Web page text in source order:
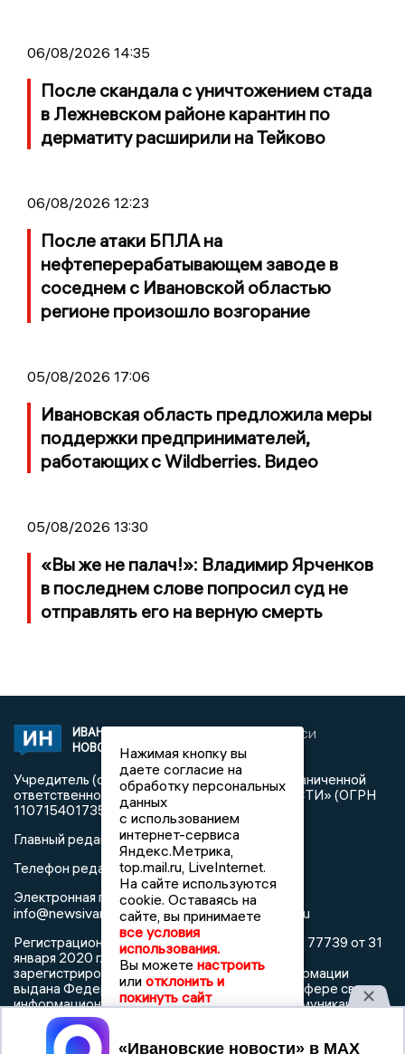
06/08/2026 14:35
После скандала с уничтожением стада
в Лежневском районе карантин по
дерматиту расширили на Тейково
06/08/2026 12:23
После атаки БПЛА на
нефтеперерабатывающем заводе в
соседнем с Ивановской областью
регионе произошло возгорание
05/08/2026 17:06
Ивановская область предложила меры
поддержки предпринимателей,
работающих с Wildberries. Видео
05/08/2026 13:30
«Вы же не палач!»: Владимир Ярченков
в последнем слове попросил суд не
отправлять его на верную смерть
ИВАНОВСКИЕ
НОВОСТИ
2020 © NEWSIVANOVO.RU | СИ
«Ивановские новости»
Учредитель (соучредители): Общество с ограниченной
ответственностью «РЕГИОНАЛЬНЫЕ НОВОСТИ» (ОГРН
1107154017354)
Главный редактор: Синева Ю.Д.
Телефон редакции: 8 (4932) 34-60-32
Электронная почта редакции:
info@newsivanovo.ru, reklama@newsivanovo.ru
Регистрационный номер: серия ЭЛ № ФС 77 - 77739 от 31
января 2020 г. согласно выписке из реестра
зарегистрированных средств массовой информации
выдана Федеральной службой по надзору в сфере связи,
информационных технологий и массовых коммуникаций
Нажимая кнопку вы
даете согласие на
обработку персональных
данных
с использованием
интернет-сервиса
Яндекс.Метрика,
top.mail.ru, LiveInternet.
На сайте используются
cookie. Оставаясь на
сайте, вы принимаете
все условия
использования.
Вы можете настроить
или отклонить и
покинуть сайт
Принять